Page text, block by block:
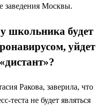
заведения Москвы.
у школьника будет
уйдет
Ракова, заверила, что
теста не будет являться